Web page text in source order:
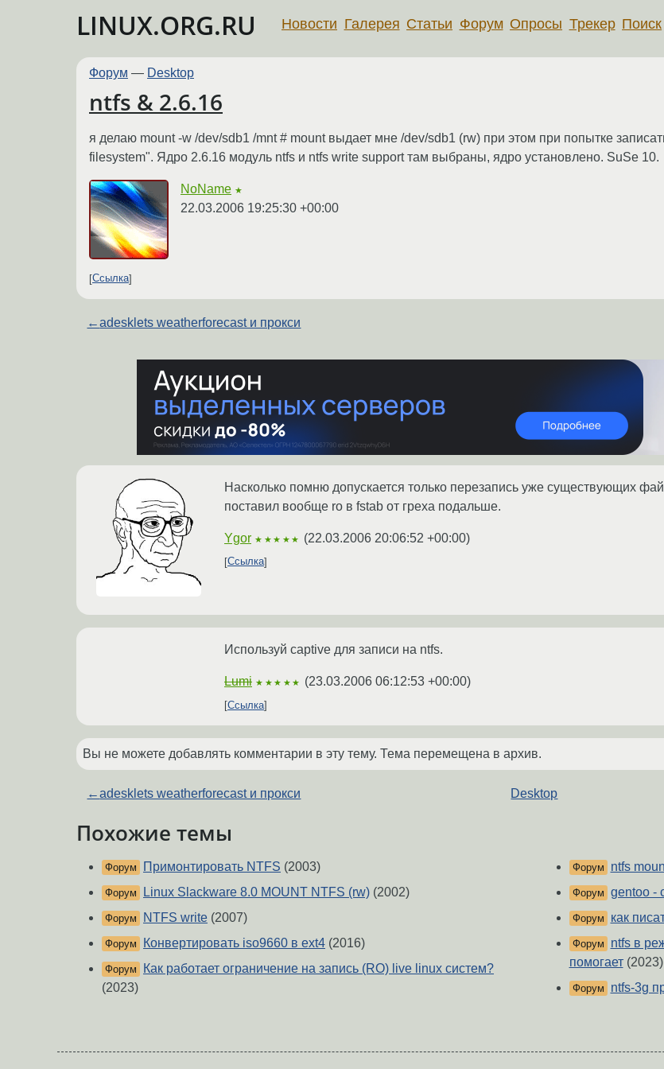
LINUX.ORG.RU Новости Галерея Статьи Форум Опросы Трекер Поиск
Форум — Desktop
ntfs & 2.6.16
я делаю mount -w /dev/sdb1 /mnt # mount выдает мне /dev/sdb1 (rw) при этом при попытке
filesystem". Ядро 2.6.16 модуль ntfs и ntfs write support там выбраны, ядро установлено. SuSe 10.
NoName ★
22.03.2006 19:25:30 +00:00
Ссылка
←adesklets weatherforecast и прокси
Насколько помню допускается только перезапись уже существующих
поставил вообще ro в fstab от греха подальше.
Ygor ★★★★★ (22.03.2006 20:06:52 +00:00)
Ссылка
Используй captive для записи на ntfs.
Lumi ★★★★★ (23.03.2006 06:12:53 +00:00)
Ссылка
Вы не можете добавлять комментарии в эту тему. Тема перемещена в архив.
←adesklets weatherforecast и прокси Desktop
Похожие темы
Форум Примонтировать NTFS (2003)
Форум Linux Slackware 8.0 MOUNT NTFS (rw) (2002)
Форум NTFS write (2007)
Форум Конвертировать iso9660 в ext4 (2016)
Форум
Как работает ограничение на запись (RO) live linux систем?
(2023)
Форум ntfs
Форум gentoo -
Форум как
Форум
ntfs в
помогает(2023)
Форум ntfs-3g